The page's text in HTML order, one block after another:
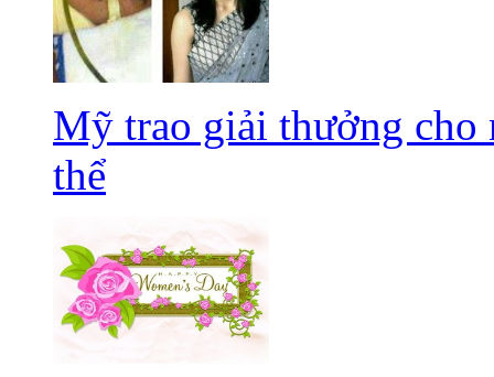
Mỹ trao giải thưởng
thể